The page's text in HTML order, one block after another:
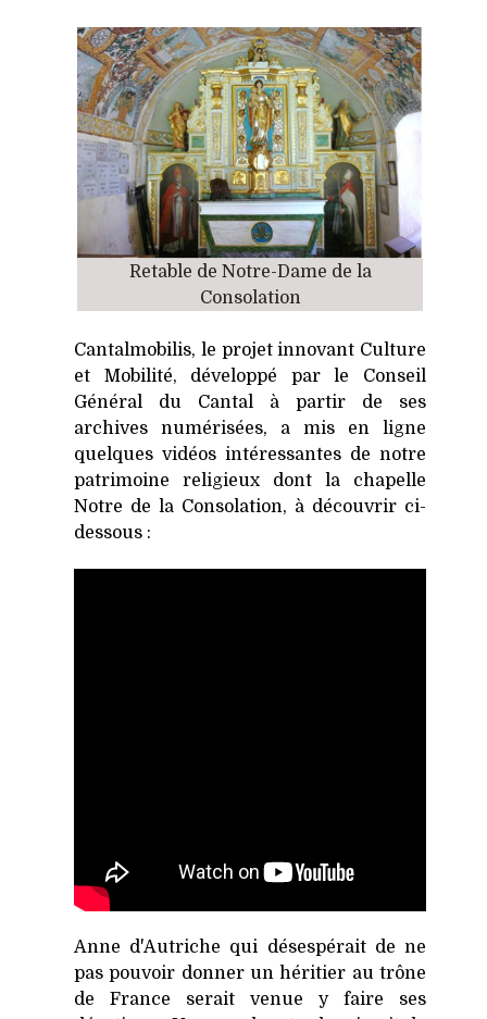
Retable de Notre-Dame de la
Consolation
Cantalmobilis, le projet innovant Culture
et Mobilité, développé par le Conseil
Général du Cantal à partir de ses
archives numérisées, a mis en ligne
quelques vidéos intéressantes de notre
patrimoine religieux dont la chapelle
Notre de la Consolation, à découvrir ci-
dessous :
Anne d'Autriche qui désespérait de ne
pas pouvoir donner un héritier au trône
de France serait venue y faire ses